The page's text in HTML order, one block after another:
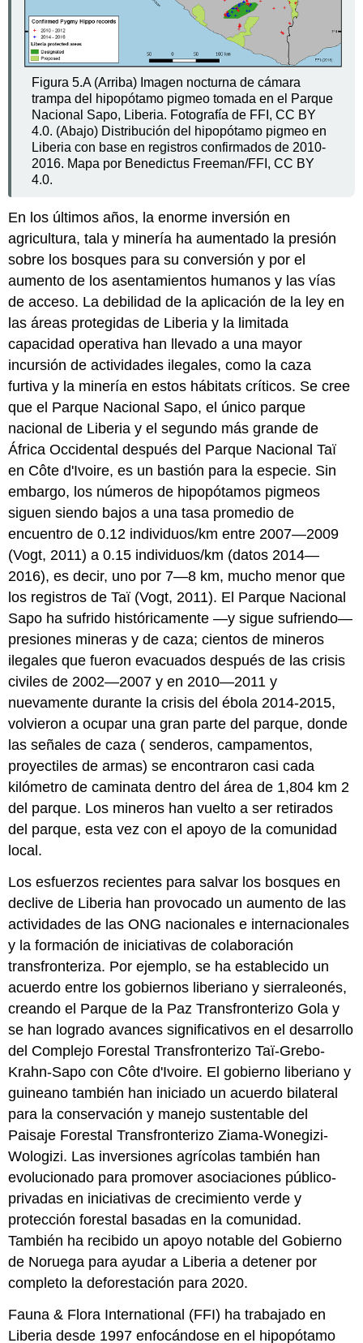
Figura 5.A (Arriba) Imagen nocturna de cámara
trampa del hipopótamo pigmeo tomada en el Parque
Nacional Sapo, Liberia. Fotografía de FFI, CC BY
4.0. (Abajo) Distribución del hipopótamo pigmeo en
Liberia con base en registros confirmados de 2010-
2016. Mapa por Benedictus Freeman/FFI, CC BY
4.0.
En los últimos años, la enorme inversión en
agricultura, tala y minería ha aumentado la presión
sobre los bosques para su conversión y por el
aumento de los asentamientos humanos y las vías
de acceso. La debilidad de la aplicación de la ley en
las áreas protegidas de Liberia y la limitada
capacidad operativa han llevado a una mayor
incursión de actividades ilegales, como la caza
furtiva y la minería en estos hábitats críticos. Se cree
que el Parque Nacional Sapo, el único parque
nacional de Liberia y el segundo más grande de
África Occidental después del Parque Nacional Taï
en Côte d'Ivoire, es un bastión para la especie. Sin
embargo, los números de hipopótamos pigmeos
siguen siendo bajos a una tasa promedio de
encuentro de 0.12 individuos/km entre 2007—2009
(Vogt, 2011) a 0.15 individuos/km (datos 2014—
2016), es decir, uno por 7—8 km, mucho menor que
los registros de Taï (Vogt, 2011). El Parque Nacional
Sapo ha sufrido históricamente —y sigue sufriendo—
presiones mineras y de caza; cientos de mineros
ilegales que fueron evacuados después de las crisis
civiles de 2002—2007 y en 2010—2011 y
nuevamente durante la crisis del ébola 2014-2015,
volvieron a ocupar una gran parte del parque, donde
las señales de caza ( senderos, campamentos,
proyectiles de armas) se encontraron casi cada
kilómetro de caminata dentro del área de 1,804 km2
del parque. Los mineros han vuelto a ser retirados
del parque, esta vez con el apoyo de la comunidad
local.
Los esfuerzos recientes para salvar los bosques en
declive de Liberia han provocado un aumento de las
actividades de las ONG nacionales e internacionales
y la formación de iniciativas de colaboración
transfronteriza. Por ejemplo, se ha establecido un
acuerdo entre los gobiernos liberiano y sierraleonés,
creando el Parque de la Paz Transfronterizo Gola y
se han logrado avances significativos en el desarrollo
del Complejo Forestal Transfronterizo Taï-Grebo-
Krahn-Sapo con Côte d'Ivoire. El gobierno liberiano y
guineano también han iniciado un acuerdo bilateral
para la conservación y manejo sustentable del
Paisaje Forestal Transfronterizo Ziama-Wonegizi-
Wologizi. Las inversiones agrícolas también han
evolucionado para promover asociaciones público-
privadas en iniciativas de crecimiento verde y
protección forestal basadas en la comunidad.
También ha recibido un apoyo notable del Gobierno
de Noruega para ayudar a Liberia a detener por
completo la deforestación para 2020.
Fauna & Flora International (FFI) ha trabajado en
Liberia desde 1997 enfocándose en el hipopótamo